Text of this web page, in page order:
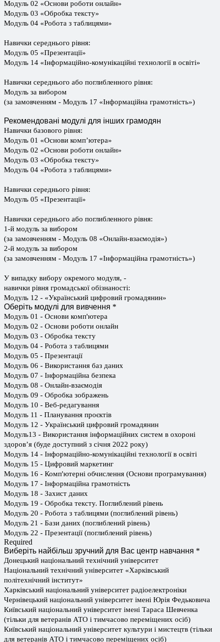
Модуль 02 «Основи роботи онлайн»
Модуль 03 «Обробка тексту»
Модуль 04 «Робота з таблицями»
Навички середнього рівня:
Модуль 05 «Презентації»
Модуль 14 «Інформаційно-комунікаційні технології в освіті»
Навички середнього або поглибленного рівня:
Модуль за вибором
(за замовченням - Модуль 17 «Інформаційна грамотність»)
Рекомендовані модулі для інших грамодян
Навички базового рівня:
Модуль 01 «Основи комп’ютера»
Модуль 02 «Основи роботи онлайн»
Модуль 03 «Обробка тексту»
Модуль 04 «Робота з таблицями»
Навички середнього рівня:
Модуль 05 «Презентації»
Навички середнього або поглибленного рівня:
1-й модуль за вибором
(за замовченням - Модуль 08 «Онлайн-взаємодія»)
2-й модуль за вибором
(за замовченням - Модуль 17 «Інформаційна грамотність»)
У випадку вибору окремого модуля, -
навички рівня громадської обізнаності:
Модуль 12 - «Український цифровий громадянин»
Оберіть модулі для вивчення *
Модуль 01 - Основи комп'ютера
Модуль 02 - Основи роботи онлайн
Модуль 03 - Обробка тексту
Модуль 04 - Робота з таблицями
Модуль 05 - Презентації
Модуль 06 - Використання баз даних
Модуль 07 - Інформаційна безпека
Модуль 08 - Онлайн-взаємодія
Модуль 09 - Обробка зображень
Модуль 10 - Веб-редагування
Модуль 11 - Планування проєктів
Модуль 12 - Український цифровий громадянин
Модуль13 - Використання інформаційних систем в охороні
здоров’я (буде доступний з січня 2022 року)
Модуль 14 - Інформаційно-комунікаційні технології в освіті
Модуль 15 - Цифровий маркетинг
Модуль 16 - Комп'ютерні обчислення (Основи програмування)
Модуль 17 - Інформаційна грамотність
Модуль 18 - Захист даних
Модуль 19 - Обробка тексту. Поглиблений рівень
Модуль 20 - Робота з таблицями (поглиблений рівень)
Модуль 21 - Бази даних (поглиблений рівень)
Модуль 22 - Презентації (поглиблений рівень)
Required
Виберіть найбільш зручний для Вас центр навчання *
Донецький національний технічний університет
Національний технічний університет «Харківський
політехнічний інститут»
Харківський національний університет радіоелектроніки
Чернівецький національний університет імені Юрія Федьковича
Київський національний університет імені Тараса Шевченка
(тільки для ветеранів АТО і тимчасово переміщених осіб)
Київський національний університет культури і мистецтв (тільки
для ветеранів АТО і тимчасово переміщених осіб)